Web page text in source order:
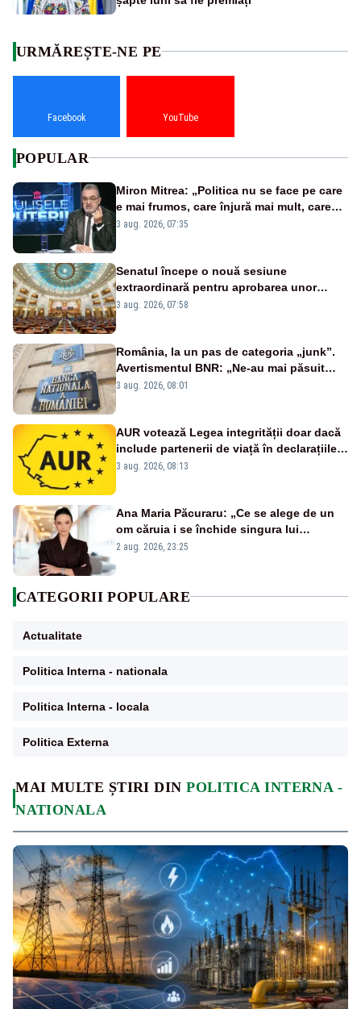
MAI MULTE ȘTIRI DINPOLITICA INTERNA -
NATIONALA
URMĂREȘTE-NE PE
Facebook YouTube
POPULAR
Miron Mitrea: „Politica nu se face pe care
e mai frumos, care înjură mai mult, care
țipă mai tare, ci pe proiecte”
3 aug. 2026, 07:35
Senatul începe o nouă sesiune
extraordinară pentru aprobarea unor
jaloane din PNRR
3 aug. 2026, 07:58
România, la un pas de categoria „junk”.
Avertismentul BNR: „Ne-au mai păsuit
pentru câteva luni”
3 aug. 2026, 08:01
AUR votează Legea integrității doar dacă
include partenerii de viață în declarațiile
de avere și interese, așa cum a anunțat
trebuie să plece din funcție: fără excepții!
3 aug. 2026, 08:13
Ana Maria Păcuraru: „Ce se alege de un
om căruia i se închide singura lui
portiță?”
2 aug. 2026, 23:25
CATEGORII POPULARE
Actualitate
Politica Interna - nationala
Politica Interna - locala
Politica Externa